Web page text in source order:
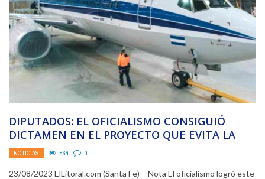
DIPUTADOS: EL OFICIALISMO CONSIGUIÓ
DICTAMEN EN EL PROYECTO QUE EVITA LA
PRIVATIZACIÓN DE AEROLÍNEAS
NOTICIAS 864 0
23/08/2023 ElLitoral.com (Santa Fe) – Nota El oficialismo logró este